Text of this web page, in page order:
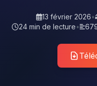
13 février 2026•
24 min de lecture•